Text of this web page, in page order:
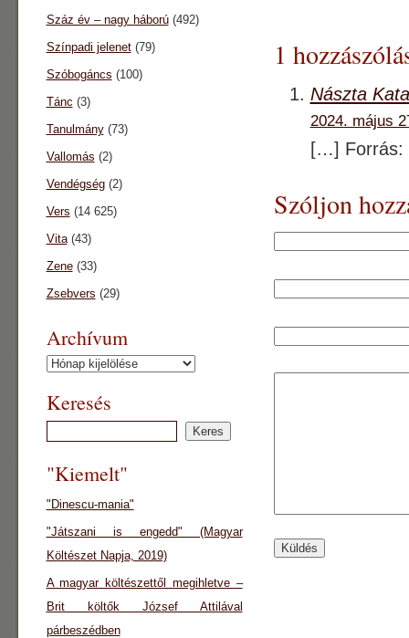
1
Nászta
2024. május
[…] Forrás:
Szóljon
Száz év – nagy háború(492)
Színpadi jelenet(79)
Szóbogáncs (100)
Tánc (3)
Tanulmány(73)
Vallomás (2)
Vendégség(2)
Vers (14 625)
Vita(43)
Zene(33)
Zsebvers (29)
Archívum
Archívum
Keresés
"Kiemelt"
"Dinescu-mania"
"Játszani is engedd" (Magyar
Költészet Napja, 2019)
A magyar költészettől megihletve –
Brit költők József Attilával
párbeszédben